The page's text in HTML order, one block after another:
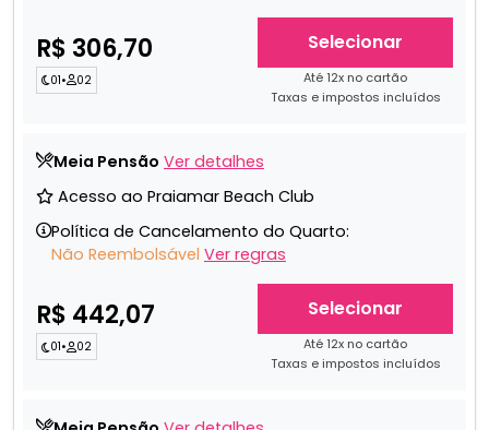
R$ 306,70
01• 02
Selecionar
Até 12x no cartão
Taxas e impostos incluídos
Meia Pensão Ver detalhes
Acesso ao Praiamar Beach Club
Política de Cancelamento do Quarto:
Não Reembolsável Ver regras
R$ 442,07
01• 02
Selecionar
Até 12x no cartão
Taxas e impostos incluídos